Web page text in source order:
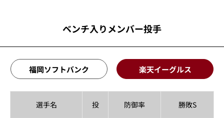
ベンチ入りメンバー投手
福岡ソフトバンク 楽天イーグルス
選手名 投 防御率 勝敗S